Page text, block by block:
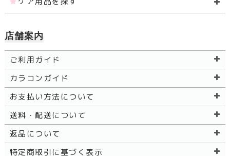
店舗案内
ご利用ガイド
カラコンガイド
お支払い方法について
送料・配送について
返品について
特定商取引に基づく表示